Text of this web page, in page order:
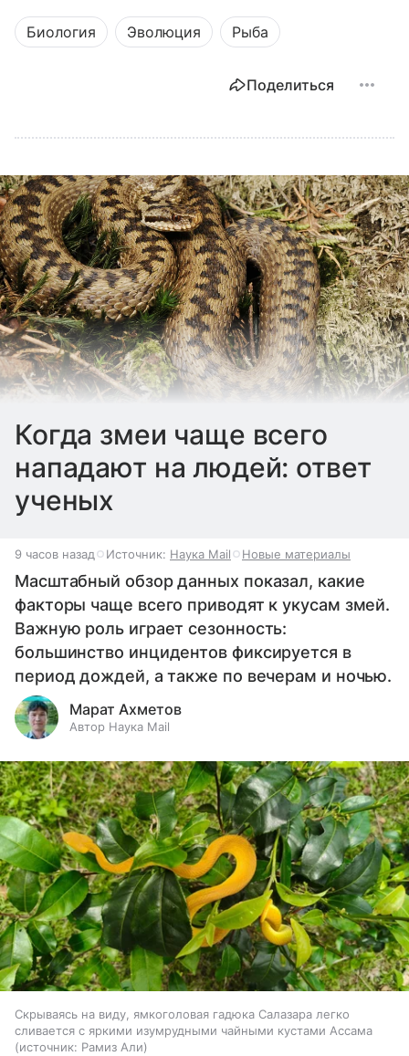
Биология Эволюция Рыба
Поделиться
Когда змеи чаще всего
нападают на людей: ответ
ученых
9 часов назад Источник: Наука Mail Новые материалы
Масштабный обзор данных показал, какие
факторы чаще всего приводят к укусам змей.
Важную роль играет сезонность:
большинство инцидентов фиксируется в
период дождей, а также по вечерам и ночью.
Марат Ахметов
Автор Наука Mail
Скрываясь на виду, ямкоголовая гадюка Салазара легко
сливается с яркими изумрудными чайными кустами Ассама
источник: Рамиз Али